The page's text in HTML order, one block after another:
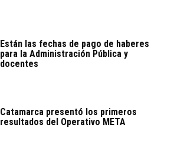
Están las fechas de pago de haberes
para la Administración Pública y
docentes
Catamarca presentó los primeros
resultados del Operativo META